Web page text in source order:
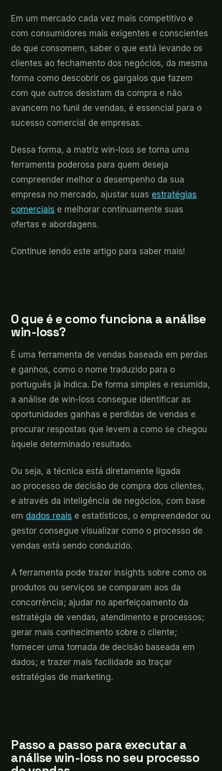
Em um mercado cada vez mais competitivo e
com consumidores mais exigentes e conscientes
do que consomem, saber o que está levando os
clientes ao fechamento dos negócios, da mesma
forma como descobrir os gargalos que fazem
com que outros desistam da compra e não
avancem no funil de vendas, é essencial para o
sucesso comercial de empresas.
Dessa forma, a matriz win-loss se torna uma
ferramenta poderosa para quem deseja
compreender melhor o desempenho da sua
empresa no mercado, ajustar suas estratégias
comerciais e melhorar continuamente suas
ofertas e abordagens.
Continue lendo este artigo para saber mais!
O que é e como funciona a análise
win-loss?
É uma ferramenta de vendas baseada em perdas
e ganhos, como o nome traduzido para o
português já indica. De forma simples e resumida,
a análise de win-loss consegue identificar as
oportunidades ganhas e perdidas de vendas e
procurar respostas que levem a como se chegou
àquele determinado resultado.
Ou seja, a técnica está diretamente ligada
ao processo de decisão de compra dos clientes,
e através da inteligência de negócios, com base
em dados reais e estatísticos, o empreendedor ou
gestor consegue visualizar como o processo de
vendas está sendo conduzido.
A ferramenta pode trazer insights sobre como os
produtos ou serviços se comparam aos da
concorrência; ajudar no aperfeiçoamento da
estratégia de vendas, atendimento e processos;
gerar mais conhecimento sobre o cliente;
fornecer uma tomada de decisão baseada em
dados; e trazer mais facilidade ao traçar
estratégias de marketing.
Passo a passo para executar a
análise win-loss no seu processo